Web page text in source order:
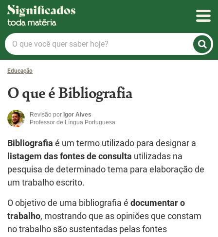
Significados
O
que
você
quer
hoje?
Educação
O que é Bibliografia
Revisão por Igor Alves
Professor de Língua Portuguesa
Bibliografia é um termo utilizado para designar a
listagem das fontes de consulta utilizadas na
pesquisa de determinado tema para elaboração de
um trabalho escrito.
O objetivo de uma bibliografia é documentar o
trabalho, mostrando que as opiniões que constam
no trabalho são sustentadas pelas fontes